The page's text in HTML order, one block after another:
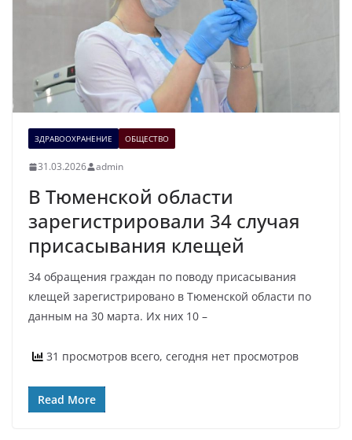
ЗДРАВООХРАНЕНИЕ ОБЩЕСТВО
31.03.2026 admin
В Тюменской области
зарегистрировали 34 случая
присасывания клещей
34 обращения граждан по поводу присасывания
клещей зарегистрировано в Тюменской области по
данным на 30 марта. Их них 10 –
31 просмотров всего, сегодня нет просмотров
Read More